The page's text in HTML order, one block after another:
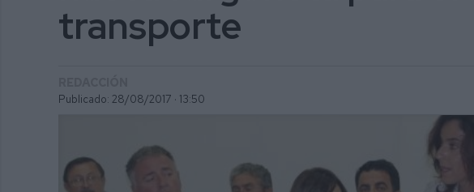
transporte
Publicado: 28/08/2017 · 13:50